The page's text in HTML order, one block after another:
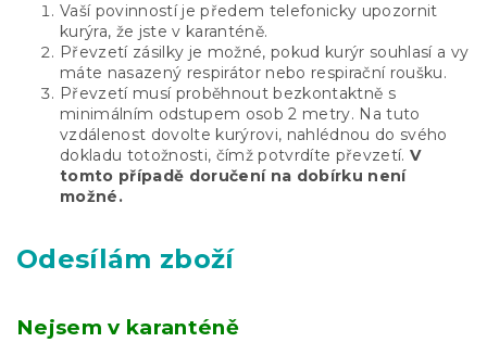
Vaší povinností je předem telefonicky upozornit
kurýra, že jste v karanténě.
Převzetí zásilky je možné, pokud kurýr souhlasí a vy
máte nasazený respirátor nebo respirační roušku.
Převzetí musí proběhnout bezkontaktně s
minimálním odstupem osob 2 metry. Na tuto
vzdálenost dovolte kurýrovi, nahlédnou do svého
dokladu totožnosti, čímž potvrdíte převzetí. V
tomto případě doručení na dobírku není
možné.
Odesílám zboží
Nejsem v karanténě